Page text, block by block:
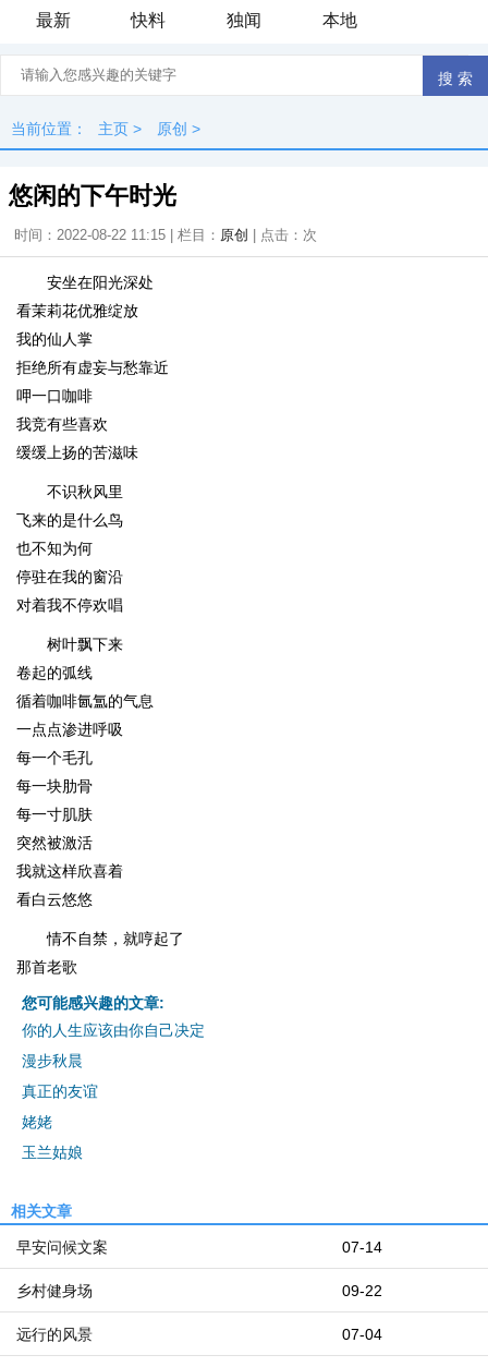
最新
快料 独闻 本地
当前位置： 主页 > 原创 >
悠闲的下午时光
时间：2022-08-22 11:15 | 栏目： 原创 | 点击： 次
安坐在阳光深处
看茉莉花优雅绽放
我的仙人掌
拒绝所有虚妄与愁靠近
呷一口咖啡
我竞有些喜欢
缓缓上扬的苦滋味
不识秋风里
飞来的是什么鸟
也不知为何
停驻在我的窗沿
对着我不停欢唱
树叶飘下来
卷起的弧线
循着咖啡氤氲的气息
一点点渗进呼吸
每一个毛孔
每一块肋骨
每一寸肌肤
突然被激活
我就这样欣喜着
看白云悠悠
情不自禁，就哼起了
那首老歌
您可能感兴趣的文章:
你的人生应该由你自己决定
漫步秋晨
真正的友谊
姥姥
玉兰姑娘
相关文章
07-14
早安问候文案
09-22
乡村健身场
07-04
远行的风景